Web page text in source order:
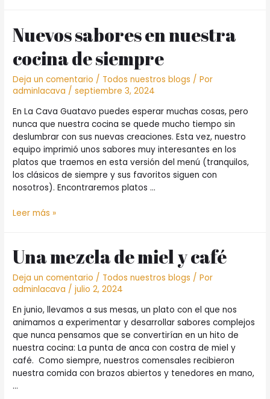
las
Rocas:
un
tesoro
disfrazado
de
y
destilados.
Nuevos sabores en nuestra
cocina de siempre
Deja un comentario / Todos nuestros blogs / Por
adminlacava /septiembre 3, 2024
En La Cava Guatavo puedes esperar muchas cosas, pero
nunca que nuestra cocina se quede mucho tiempo sin
deslumbrar con sus nuevas creaciones. Esta vez, nuestro
equipo imprimió unos sabores muy interesantes en los
platos que traemos en esta versión del menú (tranquilos,
los clásicos de siempre y sus favoritos siguen con
nosotros). Encontraremos platos …
Nuevos
nuestra
cocina
de
siempre
Leer más »
Una mezcla de miel y café
Deja un comentario / Todos nuestros blogs / Por
adminlacava /julio 2, 2024
En junio, llevamos a sus mesas, un plato con el que nos
animamos a experimentar y desarrollar sabores complejos
que nunca pensamos que se convertirían en un hito de
nuestra cocina: La punta de anca con costra de miel y
café. Como siempre, nuestros comensales recibieron
nuestra comida con brazos abiertos y tenedores en mano,
…